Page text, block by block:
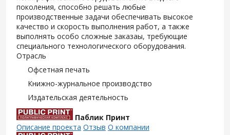
поколения, способно решать любые
производственные задачи обеспечивать высокое
качество и скорость выполнения работ, а также
выполнять особо сложные заказаы, требующие
специального технологического оборудования.
Отрасль
Офсетная печать
Книжно-журнальное производство
Издательская деятельность
Паблик Принт
Описание проекта Отзыв О компании